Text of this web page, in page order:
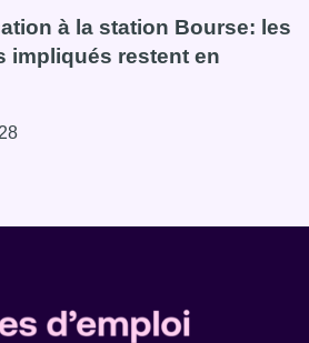
: attention aux chutes de
à la station Bourse: les
impliqués restent en
altercation à la station Bourse: les